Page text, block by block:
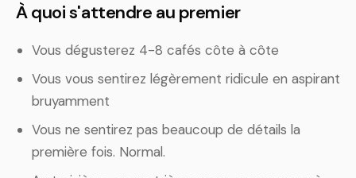
À quoi s'attendre au premier
Vous dégusterez 4-8 cafés côte à côte
Vous vous sentirez légèrement ridicule en aspirant
bruyamment
Vous ne sentirez pas beaucoup de détails la
première fois. Normal.